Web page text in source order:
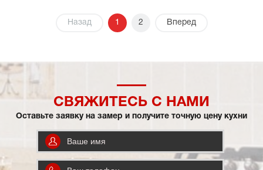
Назад 1 2 Вперед
СВЯЖИТЕСЬ С НАМИ
Оставьте заявку на замер и получите точную цену кухни